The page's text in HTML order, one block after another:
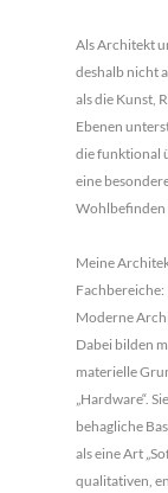
Als Architekt
deshalb nicht
als die Kunst,
Ebenen
die funktional
eine
Wohlbefinden
Meine
Fachbereiche:
Moderne
Dabei bilden
materielle
„Hardware“.
behagliche
als eine Art
qualitativen,